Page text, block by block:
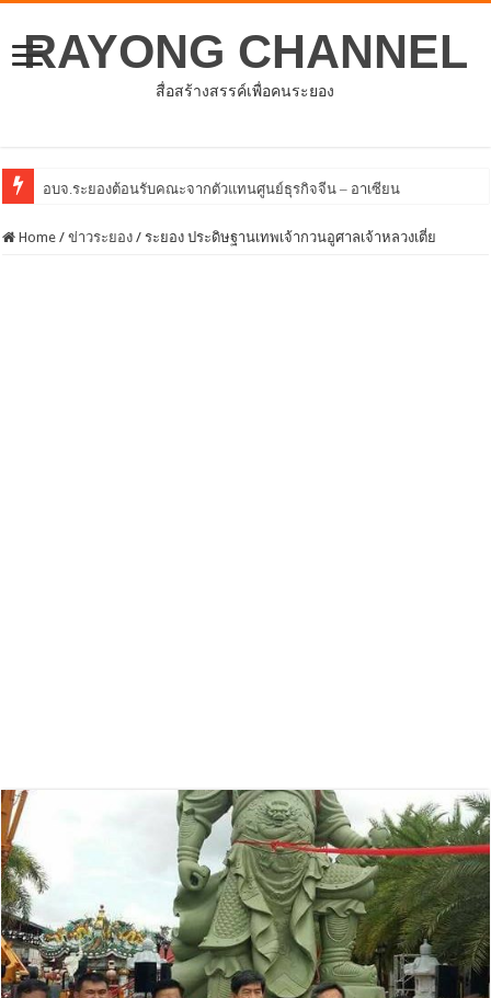
RAYONG CHANNEL
สื่อสร้างสรรค์เพื่อคนระยอง
โครงการพัฒนาศักยภ
Home / ข่าวระยอง / ระยอง ประดิษฐานเทพเจ้ากวนอูศาลเจ้าหลวงเตี่ย